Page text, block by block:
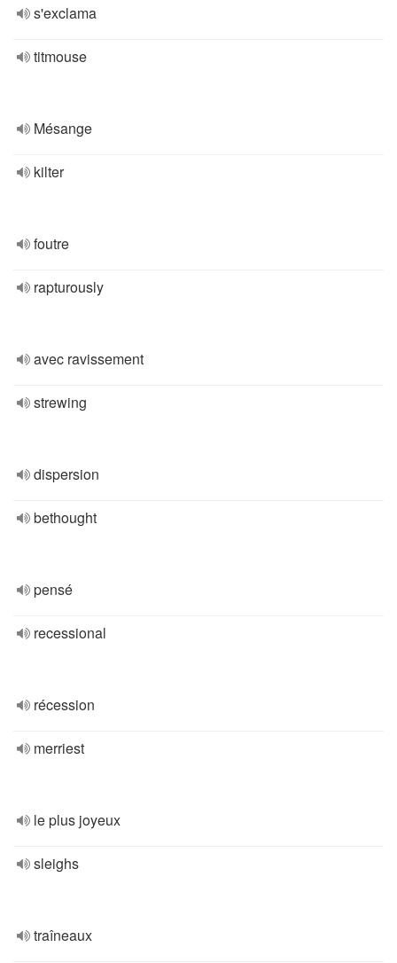
s'exclama
titmouse
Mésange
kilter
foutre
rapturously
avec ravissement
strewing
dispersion
bethought
pensé
recessional
récession
merriest
le plus joyeux
sleighs
traîneaux